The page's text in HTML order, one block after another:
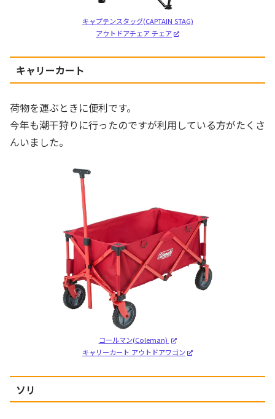
キャプテンスタッグ(CAPTAIN STAG)
アウトドアチェア チェア
キャリーカート
荷物を運ぶときに便利です。
今年も潮干狩りに行ったのですが利用している方がたくさ
んいました。
コールマン(Coleman)
キャリーカート アウトドアワゴン
ソリ